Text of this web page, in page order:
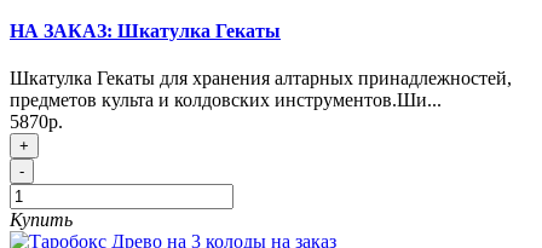
НА ЗАКАЗ: Шкатулка Гекаты
Шкатулка Гекаты для хранения алтарных принадлежностей,
предметов культа и колдовских инструментов.Ши...
5870р.
+
-
Купить